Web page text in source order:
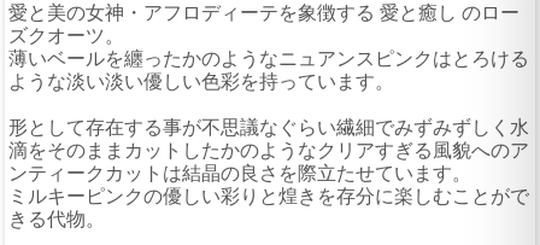
愛と美の女神・アフロディーテを象徴する 愛と癒し のロー
ズクオーツ。
薄いベールを纏ったかのようなニュアンスピンクはとろける
ような淡い淡い優しい色彩を持っています。
形として存在する事が不思議なぐらい繊細でみずみずしく水
滴をそのままカットしたかのようなクリアすぎる風貌へのア
ンティークカットは結晶の良さを際立たせています。
ミルキーピンクの優しい彩りと煌きを存分に楽しむことがで
きる代物。